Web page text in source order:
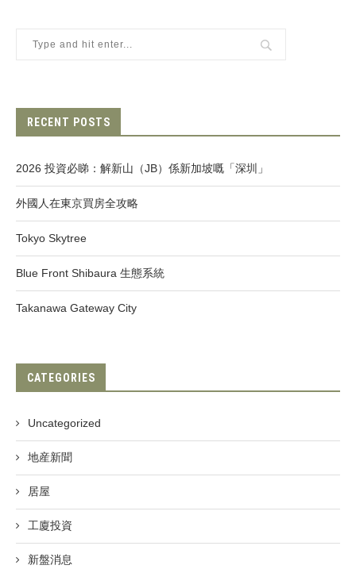
RECENT POSTS
2026 投資必睇：解新山（JB）係新加坡嘅「深圳」
外國人在東京買房全攻略
Tokyo Skytree
Blue Front Shibaura 生態系統
Takanawa Gateway City
CATEGORIES
Uncategorized
地産新聞
居屋
工廈投資
新盤消息